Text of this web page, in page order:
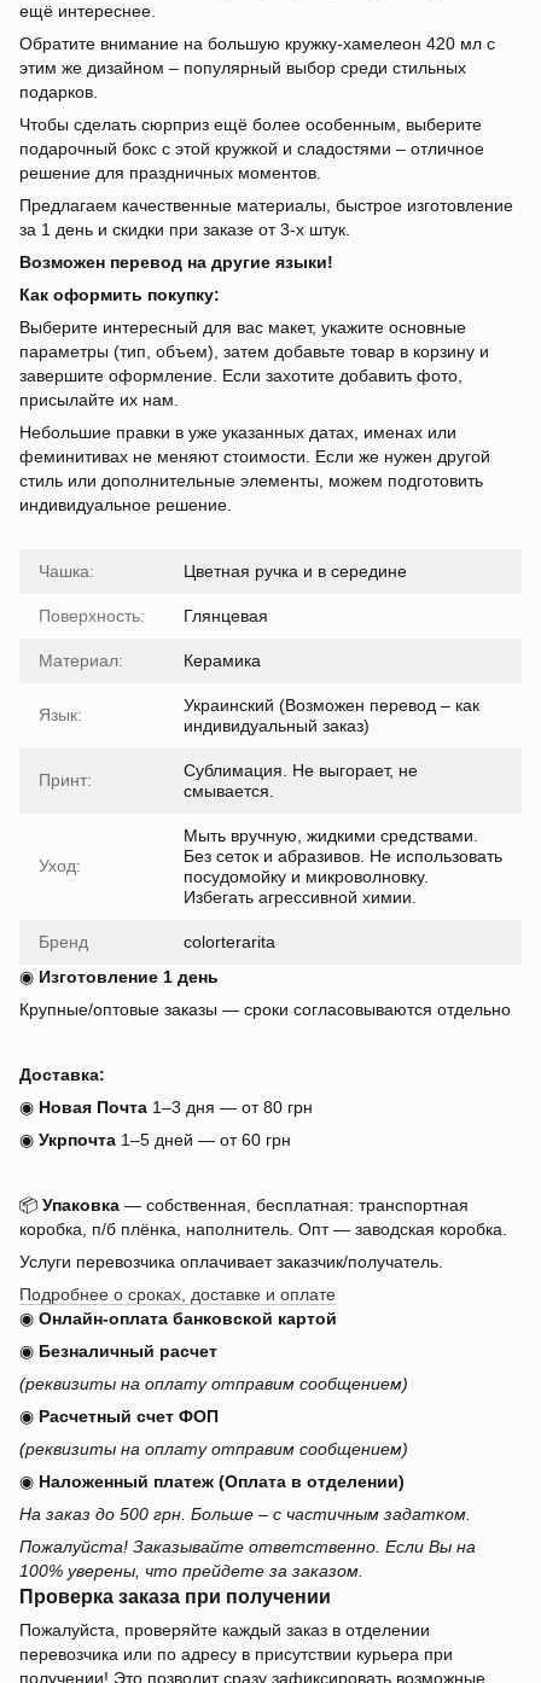
ещё интереснее.
Обратите внимание на большую кружку-хамелеон 420 мл с
этим же дизайном – популярный выбор среди стильных
подарков.
Чтобы сделать сюрприз ещё более особенным, выберите
подарочный бокс с этой кружкой и сладостями – отличное
решение для праздничных моментов.
Предлагаем качественные материалы, быстрое изготовление
за 1 день и скидки при заказе от 3-х штук.
Возможен перевод на другие языки!
Как оформить покупку:
Выберите интересный для вас макет, укажите основные
параметры (тип, объем), затем добавьте товар в корзину и
завершите оформление. Если захотите добавить фото,
присылайте их нам.
Небольшие правки в уже указанных датах, именах или
феминитивах не меняют стоимости. Если же нужен другой
стиль или дополнительные элементы, можем подготовить
индивидуальное решение.
Чашка: Цветная ручка и в середине
Поверхность: Глянцевая
Материал: Керамика
Язык:
Украинский (Возможен перевод – как
индивидуальный заказ)
Принт:
Сублимация. Не выгорает, не
смывается.
Уход:
Мыть вручную, жидкими средствами.
Без сеток и абразивов. Не использовать
посудомойку и микроволновку.
Избегать агрессивной химии.
Бренд
colorterarita
◉ Изготовление 1 день
Крупные/оптовые заказы — сроки согласовываются отдельно
Доставка:
◉ Новая Почта 1–3 дня — от 80 грн
◉ Укрпочта 1–5 дней — от 60 грн
📦 Упаковка — собственная, бесплатная: транспортная
коробка, п/б плёнка, наполнитель. Опт — заводская коробка.
Услуги перевозчика оплачивает заказчик/получатель.
Подробнее о сроках, доставке и оплате
◉ Онлайн-оплата банковской картой
◉ Безналичный расчет
(реквизиты на оплату отправим сообщением)
◉ Расчетный счет ФОП
(реквизиты на оплату отправим сообщением)
◉ Наложенный платеж (Оплата в отделении)
На заказ до 500 грн. Больше – с частичным задатком.
Пожалуйста! Заказывайте ответственно. Если Вы на
100% уверены, что прейдете за заказом.
Проверка заказа при получении
Пожалуйста, проверяйте каждый заказ в отделении
перевозчика или по адресу в присутствии курьера при
получении! Это позволит сразу зафиксировать возможные